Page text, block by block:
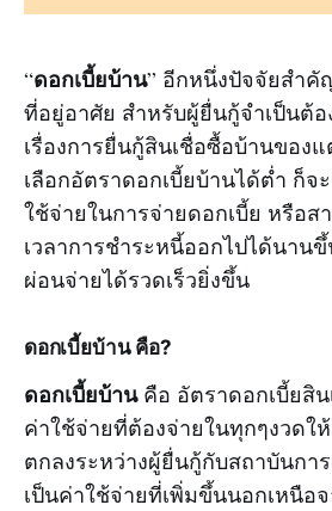
“ดอกเบี้ยบ้าน” อีกหนึ่งปัจจัยสำคั
ที่อยู่อาศัย สำหรับผู้ยื่นกู้จำเป็นต้อ
เรื่องการยื่นกู้สินเชื่อซื้อบ้านของ
เลือกอัตราดอกเบี้ยบ้านได้ต่ำ ก็จ
ใช้จ่ายในการจ่ายดอกเบี้ย หรือส
เวลาการชำระหนี้ออกไปได้นาน
ผ่อนจ่ายได้รวดเร็วยิ่งขึ้น
ดอกเบี้ยบ้าน คือ?
ดอกเบี้ยบ้านคือ อัตราดอกเบี้ยสิ
ค่าใช้จ่ายที่ต้องจ่ายในทุกๆงวดใ
ตกลงระหว่างผู้ยื่นกู้กับสถาบันกา
เป็นค่าใช้จ่ายที่เพิ่มขึ้นนอกเหนือ